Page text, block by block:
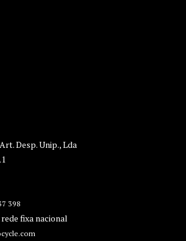
Desp. Unip., Lda
398
fixa nacional